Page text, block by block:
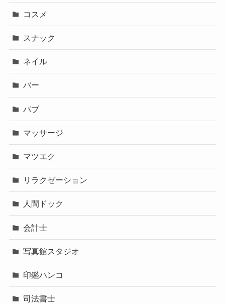
コスメ
スナック
ネイル
バー
パブ
マッサージ
マツエク
リラクゼーション
人間ドック
会計士
写真館スタジオ
印鑑ハンコ
司法書士